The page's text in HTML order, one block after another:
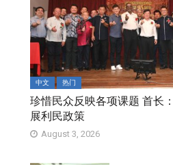
中文 热门
珍惜民众反映各项课题 首长
展利民政策
August 3, 2026